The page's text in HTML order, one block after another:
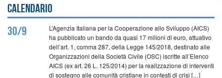
Calendario
30/9
L’Agenzia Italiana per la Cooperazione allo Sviluppo (AICS)
ha pubblicato un bando da quasi 17 milioni di euro, attuativo
dell’art. 1, comma 287, della Legge 145/2018, destinato alle
Organizzazioni della Società Civile (OSC) iscritte all’Elenco
AICS (ex art. 26 L. 125/2014) per la realizzazione di interventi
di sostegno alle comunità cristiane in contesti di crisi […]